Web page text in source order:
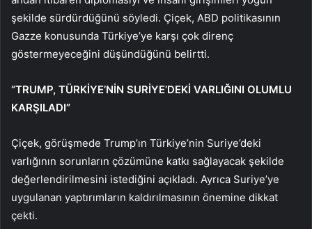
şekilde sürdürdüğünü söyledi. Çiçek, ABD politikasının
Gazze konusunda Türkiye’ye karşı çok direnç
göstermeyeceğini düşündüğünü belirtti.
“TRUMP, TÜRKİYE’NİN SURİYE’DEKİ VARLIĞINI OLUMLU
KARŞILADI”
Çiçek, görüşmede Trump’ın Türkiye’nin Suriye’deki
varlığının sorunların çözümüne katkı sağlayacak şekilde
değerlendirilmesini istediğini açıkladı. Ayrıca Suriye’ye
uygulanan yaptırımların kaldırılmasının önemine dikkat
çekti.